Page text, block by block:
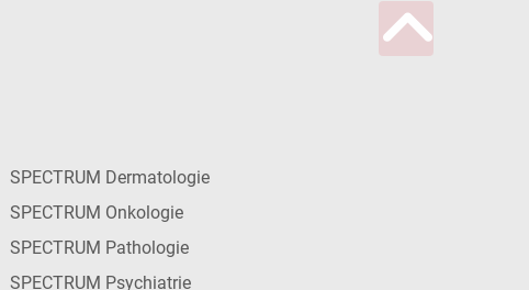
SPECTRUM Dermatologie
SPECTRUM Onkologie
SPECTRUM Pathologie
SPECTRUM Psychiatrie